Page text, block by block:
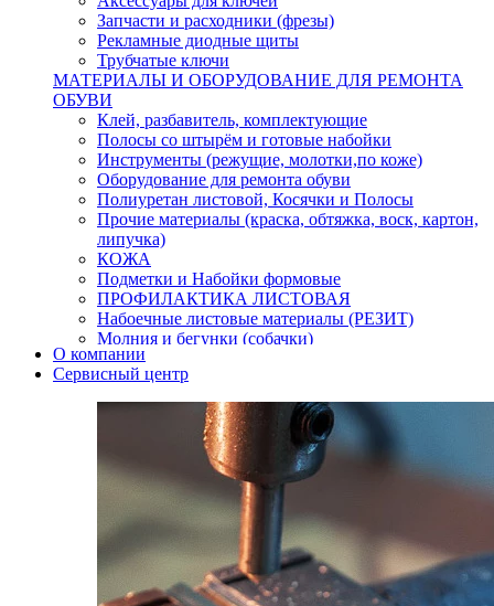
Запчасти и расходники (фрезы)
Рекламные диодные щиты
Трубчатые ключи
МАТЕРИАЛЫ И ОБОРУДОВАНИЕ ДЛЯ РЕМОНТА
ОБУВИ
Клей, разбавитель, комплектующие
Полосы со штырём и готовые набойки
Инструменты (режущие, молотки,по коже)
Оборудование для ремонта обуви
Полиуретан листовой, Косячки и Полосы
Прочие материалы (краска, обтяжка, воск, картон,
липучка)
КОЖА
Подметки и Набойки формовые
ПРОФИЛАКТИКА ЛИСТОВАЯ
Набоечные листовые материалы (РЕЗИТ)
Молния и бегунки (собачки)
Нитки,иглы-шило,крючки.
Уход и косметика для обуви
Кнопки (магнитые,кобурные)
Пряжки для ремня
О компании
Сервисный центр